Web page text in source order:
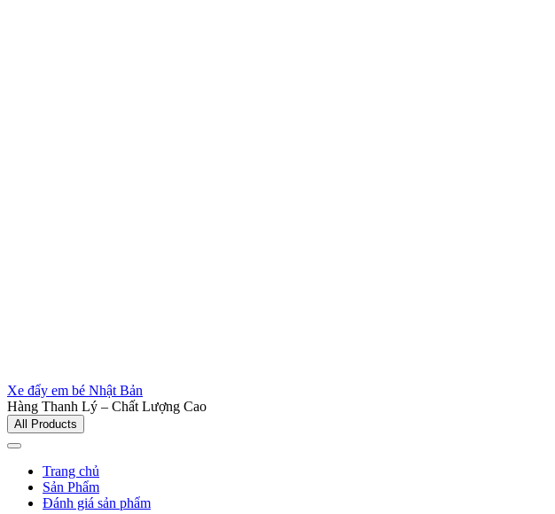
Xe đẩy em bé Nhật Bản
Hàng Thanh Lý – Chất Lượng Cao
All Products
Trang chủ
Sản Phẩm
Đánh giá sản phẩm